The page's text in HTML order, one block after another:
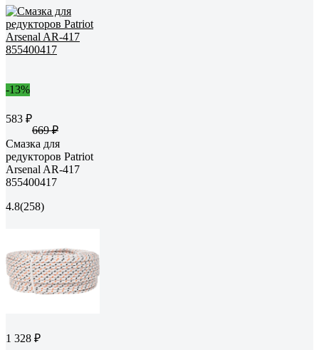
-13%
583 ₽
669 ₽
Смазка для
редукторов Patriot
Arsenal AR-417
855400417
4.8(258)
1 328 ₽